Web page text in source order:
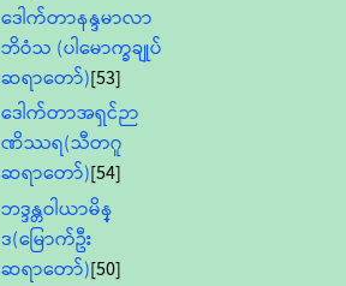
ဒေါက်တာနန္ဒမာလာ
ဘိဝံသ (ပါမောက္ခချုပ်
ဆရာတော်)[53]
ဒေါက်တာအရှင်ဉာ
ဏိဿရ(သီတဂူ
ဆရာတော်)[54]
ဘဒ္ဒန္တဝါယာမိန္
ဒ(မြောက်ဦး
ဆရာတော်)[50]